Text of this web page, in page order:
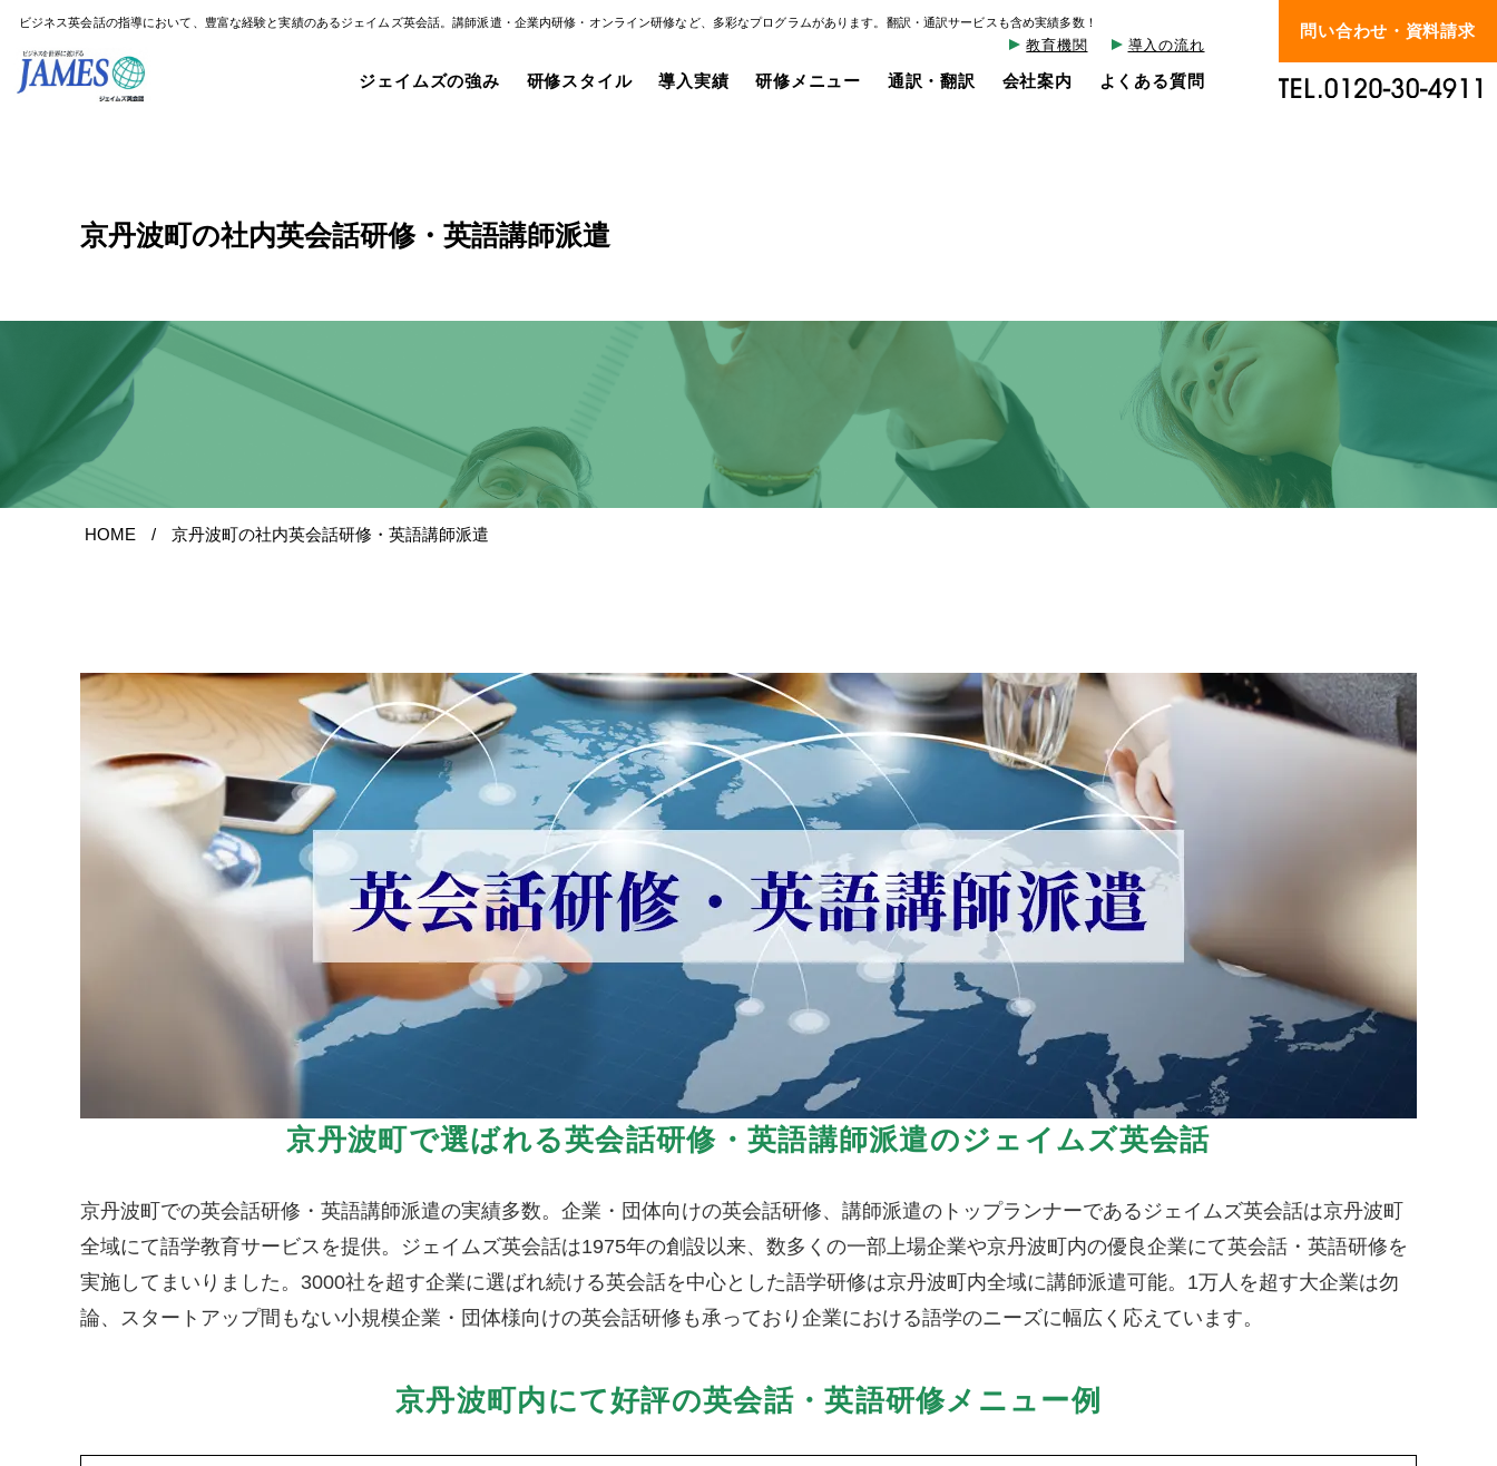
ビジネス英会話の指導において、豊富な経験と実績のあるジェイムズ英会話。講師派遣・企業内研修・オンライン研修など、多彩なプログラムがあります。翻訳・通訳サービスも含め実績多数！
ジェイムズの強み 研修スタイル 導入実績 研修メニュー 通訳・翻訳 会社案内 よくある質問
教育機関 導入の流れ
問い合わせ・資料請求
京丹波町の社内英会話研修・英語講師派遣
HOME 京丹波町の社内英会話研修・英語講師派遣
京丹波町で選ばれる英会話研修・英語講師派遣のジェイムズ英会話
京丹波町での英会話研修・英語講師派遣の実績多数。企業・団体向けの英会話研修、講師派遣のトップランナーであるジェイムズ英会話は京丹波町
全域にて語学教育サービスを提供。ジェイムズ英会話は1975年の創設以来、数多くの一部上場企業や京丹波町内の優良企業にて英会話・英語研修を
実施してまいりました。3000社を超す企業に選ばれ続ける英会話を中心とした語学研修は京丹波町内全域に講師派遣可能。1万人を超す大企業は勿
論、スタートアップ間もない小規模企業・団体様向けの英会話研修も承っており企業における語学のニーズに幅広く応えています。
京丹波町内にて好評の英会話・英語研修メニュー例